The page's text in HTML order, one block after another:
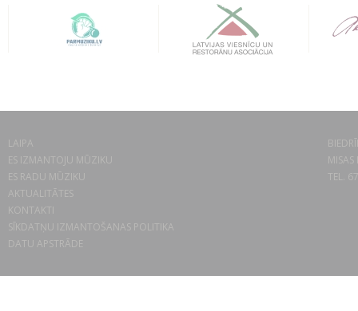
LAIPA
ES IZMANTOJU MŪZIKU
ES RADU MŪZIKU
AKTUALITĀTES
KONTAKTI
SĪKDATŅU IZMANTOŠANAS POLITIKA
DATU APSTRĀDE
TEL.